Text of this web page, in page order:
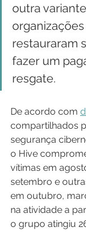
outra
restauraram
fazer um
resgate.
De acordo com
compartilhados
segurança
o Hive
vítimas em
setembro e
em outubro,
na atividade a
o grupo atingiu